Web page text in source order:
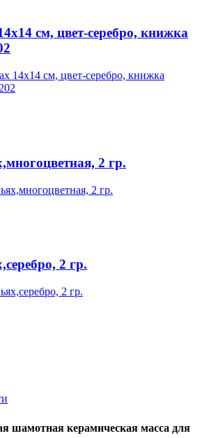
см, цвет-серебро, книжка
2 гр.
2 гр.
шамотная керамическая масса для